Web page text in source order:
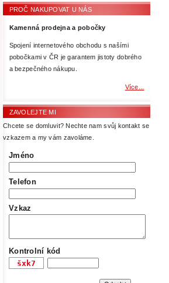
PROČ NAKUPOVAT U NÁS
Kamenná prodejna a pobočky
Spojení internetového obchodu s našími
pobočkami v ČR je garantem jistoty dobrého
a bezpečného nákupu.
Více...
ZAVOLEJTE MI
Chcete se domluvit? Nechte nam svůj kontakt se
vzkazem a my vám zavoláme.
Jméno
Telefon
Vzkaz
Kontrolní kód